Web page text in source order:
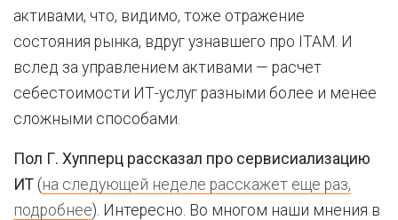
активами, что, видимо, тоже отражение
состояния рынка, вдруг узнавшего про ITAM. И
вслед за управлением активами — расчет
себестоимости ИТ-услуг разными более и менее
сложными способами.
Пол Г. Хупперц рассказал про сервисиализацию
ИТ (на следующей неделе расскажет еще раз,
подробнее). Интересно. Во многом наши мнения в